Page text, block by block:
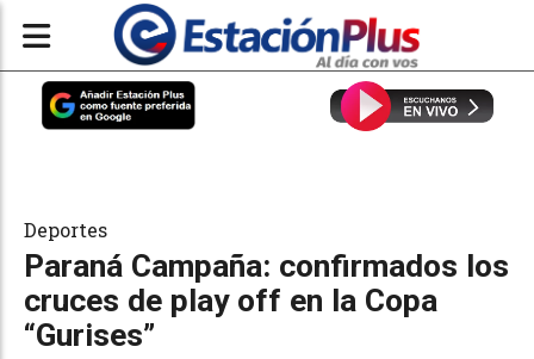
Paraná Campaña: confirmados los
cruces de play off en la Copa
“Gurises”
Deportes